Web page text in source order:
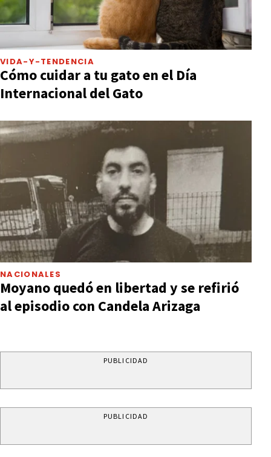
VIDA-Y-TENDENCIA
Cómo cuidar a tu gato en el Día
Internacional del Gato
NACIONALES
Moyano quedó en libertad y se refirió
al episodio con Candela Arizaga
PUBLICIDAD
PUBLICIDAD